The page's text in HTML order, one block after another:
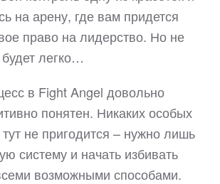
на арену, где вам придется
право на лидерство. Но не
легко…
в Fight Angel довольно
понятен. Никаких особых
не пригодится – нужно лишь
систему и начать избивать
возможными способами.